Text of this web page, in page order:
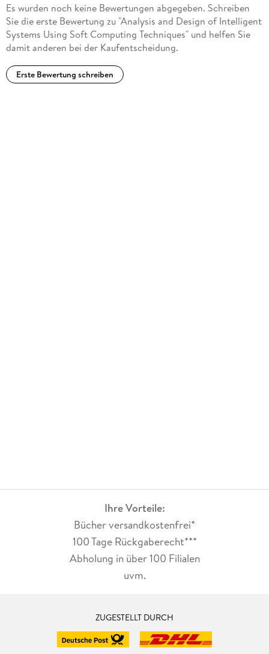
Es wurden noch keine Bewertungen abgegeben. Schreiben
Sie die erste Bewertung zu "Analysis and Design of Intelligent
Systems Using Soft Computing Techniques" und helfen Sie
damit anderen bei der Kaufentscheidung.
Erste Bewertung schreiben
Ihre Vorteile:
Bücher versandkostenfrei*
100 Tage Rückgaberecht***
Abholung in über 100 Filialen
uvm.
ZUGESTELLT DURCH